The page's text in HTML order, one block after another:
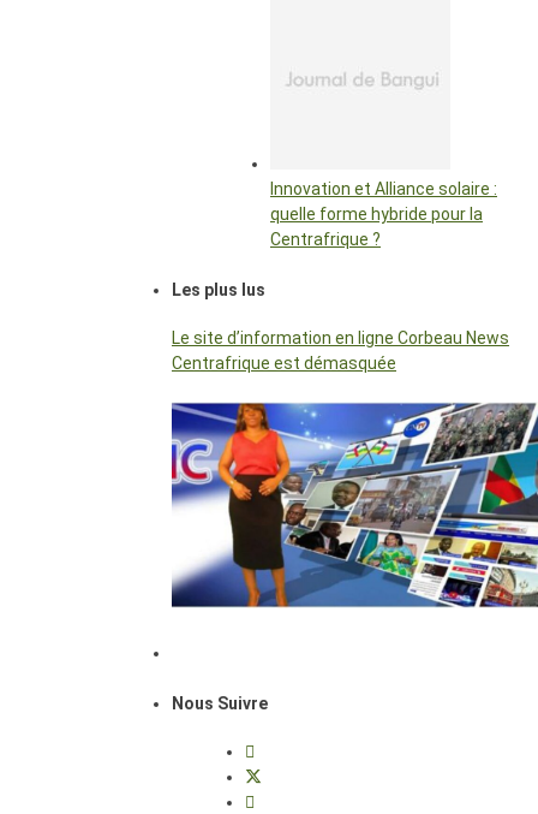
Innovation et Alliance solaire :
quelle forme hybride pour la
Centrafrique ?
Les plus lus
Le site d’information en ligne Corbeau News
Centrafrique est démasquée
Nous Suivre